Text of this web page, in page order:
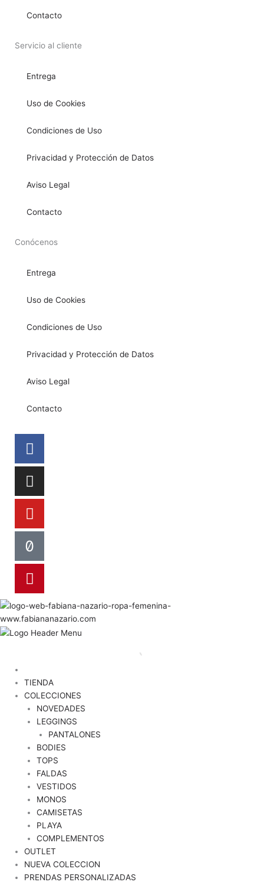
Contacto
Servicio al cliente
Entrega
Uso de Cookies
Condiciones de Uso
Privacidad y Protección de Datos
Aviso Legal
Contacto
Conócenos
Entrega
Uso de Cookies
Condiciones de Uso
Privacidad y Protección de Datos
Aviso Legal
Contacto
Facebook
Instagram
Youtube
Tiktok
Pinterest
TIENDA
COLECCIONES
NOVEDADES
LEGGINGS
PANTALONES
BODIES
TOPS
FALDAS
VESTIDOS
MONOS
CAMISETAS
PLAYA
COMPLEMENTOS
OUTLET
NUEVA COLECCION
PRENDAS PERSONALIZADAS